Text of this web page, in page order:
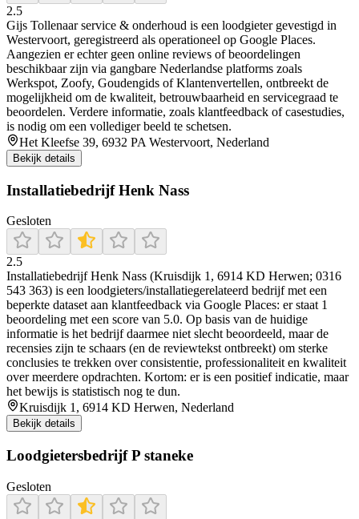
2.5
Gijs Tollenaar service & onderhoud is een loodgieter gevestigd in
Westervoort, geregistreerd als operationeel op Google Places.
Aangezien er echter geen online reviews of beoordelingen
beschikbaar zijn via gangbare Nederlandse platforms zoals
Werkspot, Zoofy, Goudengids of Klantenvertellen, ontbreekt de
mogelijkheid om de kwaliteit, betrouwbaarheid en servicegraad te
beoordelen. Verdere informatie, zoals klantfeedback of casestudies,
is nodig om een vollediger beeld te schetsen.
Het Kleefse 39, 6932 PA Westervoort, Nederland
Bekijk details
Installatiebedrijf Henk Nass
Gesloten
2.5
Installatiebedrijf Henk Nass (Kruisdijk 1, 6914 KD Herwen; 0316
543 363) is een loodgieters/installatiegerelateerd bedrijf met een
beperkte dataset aan klantfeedback via Google Places: er staat 1
beoordeling met een score van 5.0. Op basis van de huidige
informatie is het bedrijf daarmee niet slecht beoordeeld, maar de
recensies zijn te schaars (en de reviewtekst ontbreekt) om sterke
conclusies te trekken over consistentie, professionaliteit en kwaliteit
over meerdere opdrachten. Kortom: er is een positief indicatie, maar
het bewijs is statistisch nog te dun.
Kruisdijk 1, 6914 KD Herwen, Nederland
Bekijk details
Loodgietersbedrijf P staneke
Gesloten